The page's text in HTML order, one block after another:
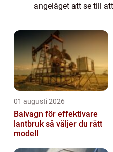
angeläget att se till
01 augusti 2026
Balvagn för effektivare
lantbruk så väljer du rätt
modell